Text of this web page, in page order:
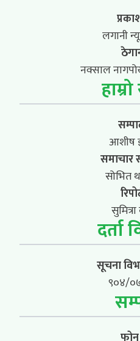
लगानी
नक्साल
आशीष
सोभित
दर्ता
सूचना
९०४/